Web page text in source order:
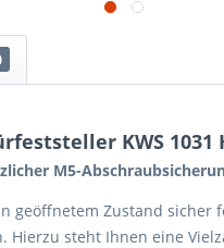
KWS
M5-
geöffnetem Zustand
steht Ihnen eine